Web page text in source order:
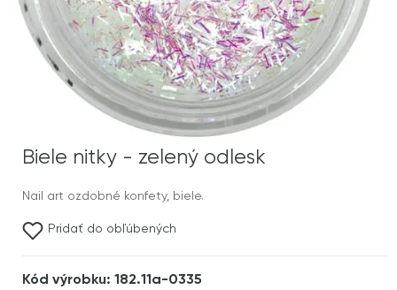
Biele nitky - zelený odlesk
Nail art ozdobné konfety, biele.
Pridať do obľúbených
Kód výrobku: 182.11a-0335